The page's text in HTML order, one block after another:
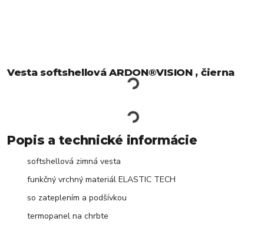
Vesta softshellová ARDON®VISION , čierna
Popis a technické informácie
softshellová zimná vesta
funkčný vrchný materiál ELASTIC TECH
so zateplením a podšívkou
termopanel na chrbte